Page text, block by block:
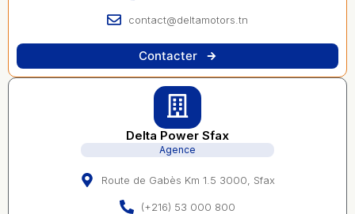
contact@deltamotors.tn
Contacter
Delta Power Sfax
Agence
Route de Gabès Km 1.5 3000, Sfax
(+216) 53 000 800